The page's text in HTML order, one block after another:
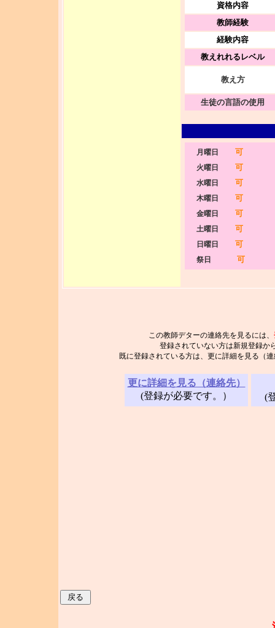
資格内容
教師経験
経験内容
教えれれるレベル
教え方
生徒の言語の使用
月曜日 可
火曜日 可
水曜日 可
木曜日 可
金曜日 可
土曜日 可
日曜日 可
祭日 可
この教師デターの連絡先を見るには、
登録されていない方は新規登録か
既に登録されている方は、更に詳細を見る（
更に詳細を見る（連絡先）
(登録が必要です。）
(